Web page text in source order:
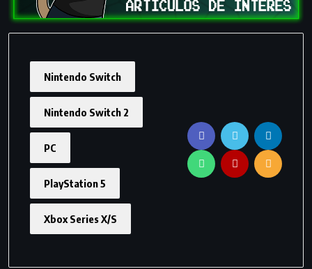
Nintendo Switch
Nintendo Switch 2
PC
PlayStation 5
Xbox Series X/S